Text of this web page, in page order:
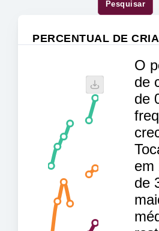
Pesquisar
PERCENTUAL DE
18 %
26 %
28 %
30 %
32 %
34 %
36 %
38 %
O
de
de
em
de